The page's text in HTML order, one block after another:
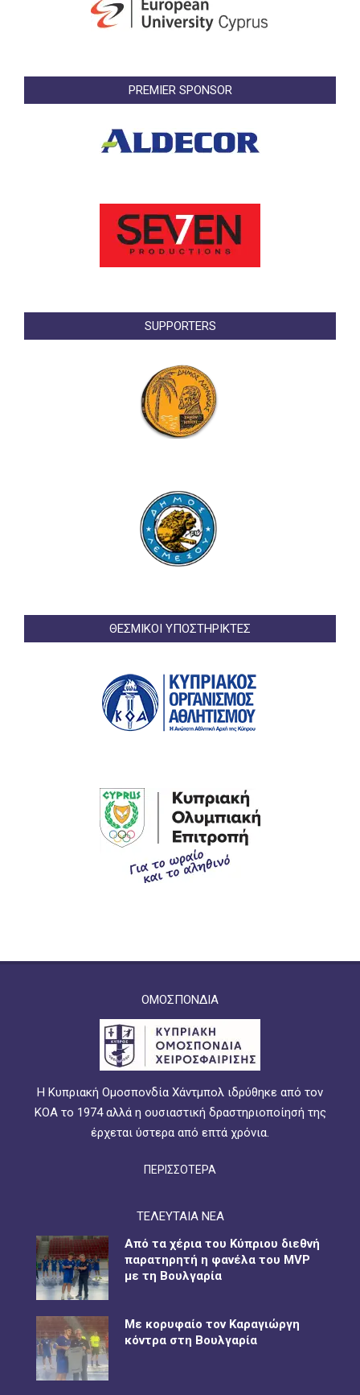
PREMIER SPONSOR
SUPPORTERS
ΘΕΣΜΙΚΟΙ ΥΠΟΣΤΗΡΙΚΤΕΣ
ΟΜΟΣΠΟΝΔΙΑ
Η Κυπριακή Ομοσπονδία Χάντμπολ ιδρύθηκε από τον
ΚΟΑ το 1974 αλλά η ουσιαστική δραστηριοποίησή της
έρχεται ύστερα από επτά χρόνια.
ΠΕΡΙΣΣΟΤΕΡΑ
ΤΕΛΕΥΤΑΙΑ ΝΕΑ
Από τα χέρια του Κύπριου διεθνή
παρατηρητή η φανέλα του MVP
με τη Βουλγαρία
Με κορυφαίο τον Καραγιώργη
κόντρα στη Βουλγαρία